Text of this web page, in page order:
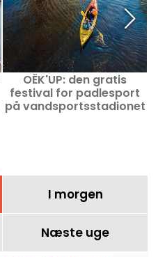
OËK'UP: den gratis
festival for padlesport
på vandsportsstadionet
I morgen
Næste uge